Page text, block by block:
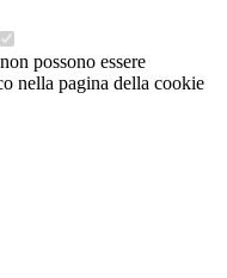
possono essere
nella pagina della cookie